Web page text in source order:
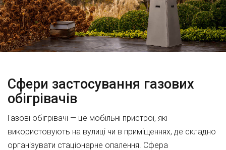
Сфери застосування газових
обігрівачів
Газові обігрівачі — це мобільні пристрої, які
використовують на вулиці чи в приміщеннях, де складно
організувати стаціонарне опалення. Сфера